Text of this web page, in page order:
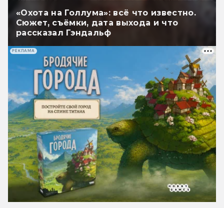
«Охота на Голлума»: всё что известно.
Сюжет, съёмки, дата выхода и что
рассказал Гэндальф
РЕКЛАМА